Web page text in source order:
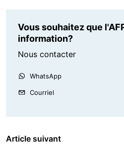
Vous souhaitez que
information?
Nous contacter
WhatsApp
Courriel
Article suivant